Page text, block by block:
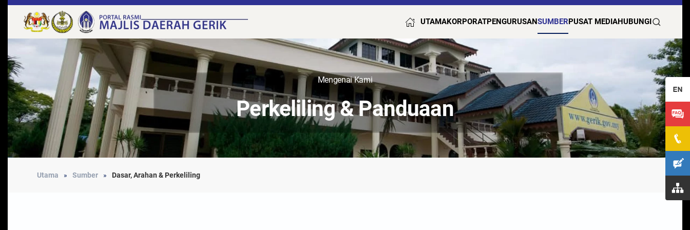
UTAMAKORPORATPENGURUSANSUMBERPUSAT MEDIAHUBUNGI
Mengenai Kami
Perkeliling & Panduaan
Utama Sumber Dasar, Arahan & Perkeliling